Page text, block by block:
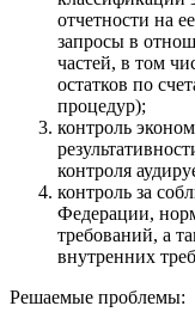
отчетности на
запросы в
частей, в том
остатков по
процедур);
контроль
контроля
контроль за
Федерации,
требований, а
внутренних
Решаемые проблемы: